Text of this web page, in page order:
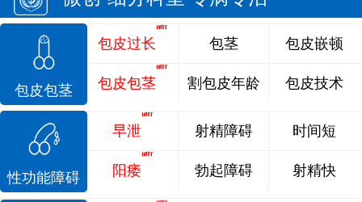
包皮包茎
包皮过长
包皮包茎
包茎
割包皮年龄
包皮嵌顿
包皮技术
性功能障碍
早泄
阳痿
射精障碍
勃起障碍
时间短
射精快